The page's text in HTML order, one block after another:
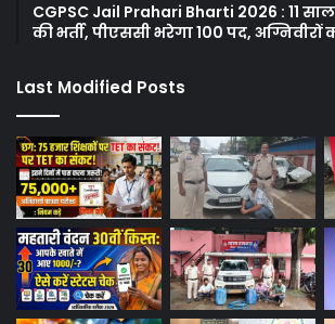
CGPSC Jail Prahari Bharti 2026 : 11 साल
की भर्ती, पीएससी भरेगा 100 पद,
Last Modified Posts